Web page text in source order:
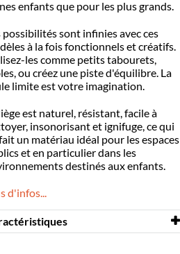
enfants que pour les plus grands.
possibilités sont infinies avec ces
à la fois fonctionnels et créatifs.
les comme petits tabourets,
ou créez une piste d'équilibre. La
limite est votre imagination.
est naturel, résistant, facile à
insonorisant et ignifuge, ce qui
un matériau idéal pour les espaces
et en particulier dans les
destinés aux enfants.
d'infos...